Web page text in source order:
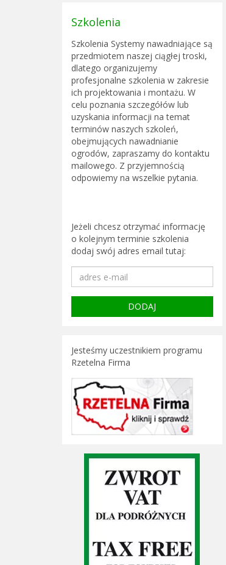
Szkolenia
Szkolenia Systemy nawadniające są
przedmiotem naszej ciągłej troski,
dlatego organizujemy
profesjonalne szkolenia w zakresie
ich projektowania i montażu. W
celu poznania szczegółów lub
uzyskania informacji na temat
terminów naszych szkoleń,
obejmujących nawadnianie
ogrodów, zapraszamy do kontaktu
mailowego. Z przyjemnością
odpowiemy na wszelkie pytania.
Jeżeli chcesz otrzymać informację
o kolejnym terminie szkolenia
dodaj swój adres email tutaj:
Jesteśmy uczestnikiem programu
Rzetelna Firma